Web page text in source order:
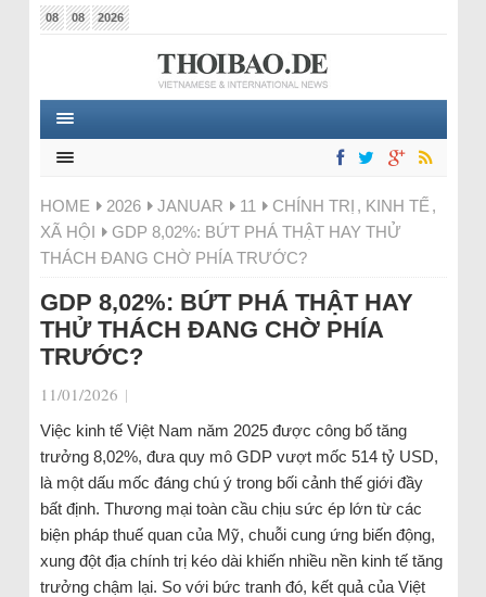
08 08 2026
HOME 2026 JANUAR 11 CHÍNH TRỊ , KINH TẾ ,
XÃ HỘI
GDP 8,02%: BỨT PHÁ THẬT HAY THỬ
THÁCH ĐANG CHỜ PHÍA TRƯỚC?
GDP 8,02%: BỨT PHÁ THẬT HAY
THỬ THÁCH ĐANG CHỜ PHÍA
TRƯỚC?
11/01/2026 |
Việc kinh tế Việt Nam năm 2025 được công bố tăng
trưởng 8,02%, đưa quy mô GDP vượt mốc 514 tỷ USD,
là một dấu mốc đáng chú ý trong bối cảnh thế giới đầy
bất định. Thương mại toàn cầu chịu sức ép lớn từ các
biện pháp thuế quan của Mỹ, chuỗi cung ứng biến động,
xung đột địa chính trị kéo dài khiến nhiều nền kinh tế tăng
trưởng chậm lại. So với bức tranh đó, kết quả của Việt